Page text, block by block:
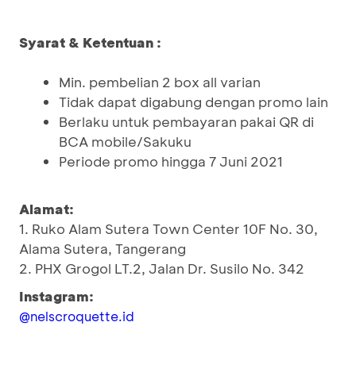
Syarat & Ketentuan :
Min. pembelian 2 box all varian
Tidak dapat digabung dengan promo lain
Berlaku untuk pembayaran pakai QR di
BCA mobile/Sakuku
Periode promo hingga 7 Juni 2021
Alamat:
1. Ruko Alam Sutera Town Center 10F No. 30,
Alama Sutera, Tangerang
2. PHX Grogol LT.2, Jalan Dr. Susilo No. 342
Instagram:
@nelscroquette.id